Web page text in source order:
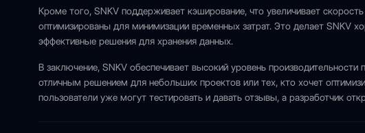
Кроме того, SNKV поддерживает кэширование, что увеличивает
оптимизированы для минимизации временных затрат. Это делает SNKV
эффективные решения для хранения данных.
В заключение, SNKV обеспечивает высокий уровень
отличным решением для небольших проектов или тех, кто хочет
пользователи уже могут тестировать и давать отзывы, а разработчик